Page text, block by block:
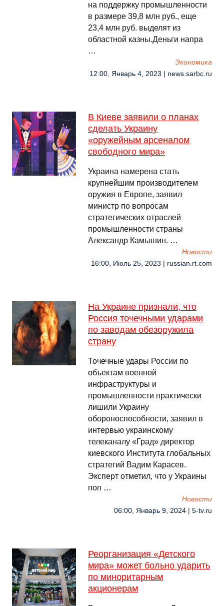
на поддержку промышленности
в размере 39,8 млн руб., еще
23,4 млн руб. выделят из
областной казны.Деньги напра
…
Экономика
12:00, Январь 4, 2023 | news.sarbc.ru
В Киеве заявили о планах
сделать Украину
«оружейным арсеналом
свободного мира»
Украина намерена стать
крупнейшим производителем
оружия в Европе, заявил
министр по вопросам
стратегических отраслей
промышленности страны
Александр Камышин. …
Новости
16:00, Июль 25, 2023 | russian.rt.com
На Украине признали, что
Россия точечными ударами
по заводам обезоружила
страну
Точечные удары России по
объектам военной
инфраструктуры и
промышленности практически
лишили Украину
обороноспособности, заявил в
интервью украинскому
телеканалу «Град» директор
киевского Института глобальных
стратегий Вадим Карасев.
Эксперт отметил, что у Украины
поп …
Новости
06:00, Январь 9, 2024 | 5-tv.ru
Реорганизация «Детского
мира» может больно ударить
по миноритарным
акционерам